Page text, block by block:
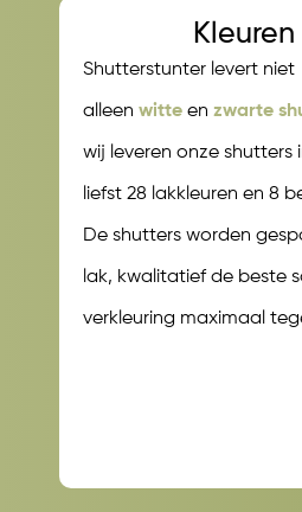
Kleuren
Shutterstunter levert niet
alleen witte en zwarte
wij leveren onze shutters
liefst 28 lakkleuren en 8
De shutters worden
lak, kwalitatief de beste
verkleuring maximaal